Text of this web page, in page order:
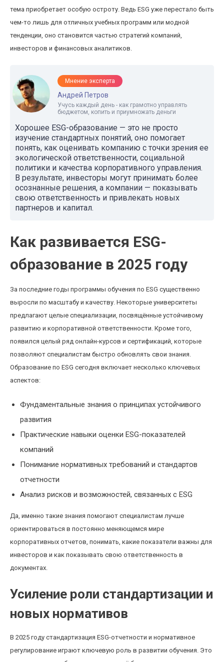
тема приобретает особую остроту. Ведь ESG уже перестало быть
чем-то лишь для отличных учебных программ или модной
тенденции, оно становится частью стратегий компаний,
инвесторов и финансовых аналитиков.
Мнение эксперта
Андрей Петров
Учусь каждый день - как грамотно управлять
бюджетом, копить и приумножать деньги
Хорошее ESG-образование — это не просто
изучение стандартных понятий, оно помогает
понять, как оценивать компанию с точки зрения ее
экологической ответственности, социальной
политики и качества корпоративного управления.
В результате, инвесторы могут принимать более
осознанные решения, а компании — показывать
свою ответственность и привлекать новых
партнеров и капитал.
Как развивается ESG-
образование в 2025 году
За последние годы программы обучения по ESG существенно
выросли по масштабу и качеству. Некоторые университеты
предлагают целые специализации, посвящённые устойчивому
развитию и корпоративной ответственности. Кроме того,
появился целый ряд онлайн-курсов и сертификаций, которые
позволяют специалистам быстро обновлять свои знания.
Образование по ESG сегодня включает несколько ключевых
аспектов:
Фундаментальные знания о принципах устойчивого
развития
Практические навыки оценки ESG-показателей
компаний
Понимание нормативных требований и стандартов
отчетности
Анализ рисков и возможностей, связанных с ESG
Да, именно такие знания помогают специалистам лучше
ориентироваться в постоянно меняющемся мире
корпоративных отчетов, понимать, какие показатели важны для
инвесторов и как показывать свою ответственность в
документах.
Усиление роли стандартизации и
новых нормативов
В 2025 году стандартизация ESG-отчетности и нормативное
регулирование играют ключевую роль в развитии обучения. Это